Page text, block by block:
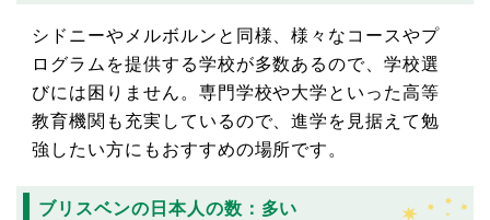
シドニーやメルボルンと同様、様々なコースやプ
ログラムを提供する学校が多数あるので、学校選
びには困りません。専門学校や大学といった高等
教育機関も充実しているので、進学を見据えて勉
強したい方にもおすすめの場所です。
ブリスベンの日本人の数：多い